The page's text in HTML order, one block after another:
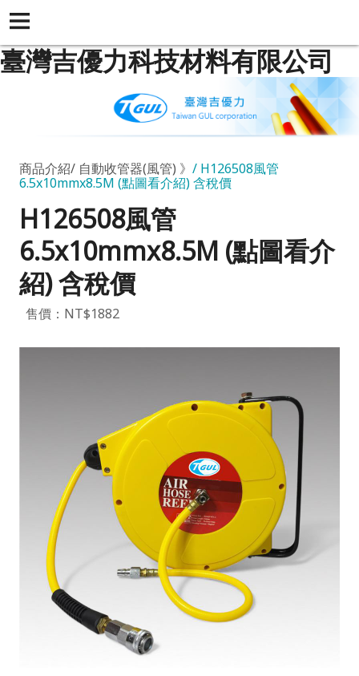
臺灣吉優力科技材料有限公司
商品介紹 自動收管器(風管) 》
H126508風管
6.5x10mmx8.5M (點圖看介紹) 含稅價
H126508風管
6.5x10mmx8.5M (點圖看介
紹) 含稅價
售價：NT$1882